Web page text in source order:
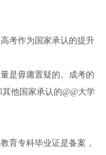
考作为国家承认的提升
是毋庸置疑的。成考的
他国家承认的@@大学
育专科毕业证是备案，